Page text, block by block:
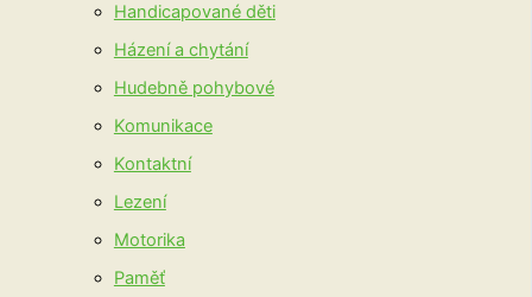
Handicapované děti
Házení a chytání
Hudebně pohybové
Komunikace
Kontaktní
Lezení
Motorika
Paměť